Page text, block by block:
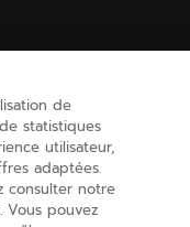
de
statistiques
utilisateur,
adaptées.
consulter notre
pouvez